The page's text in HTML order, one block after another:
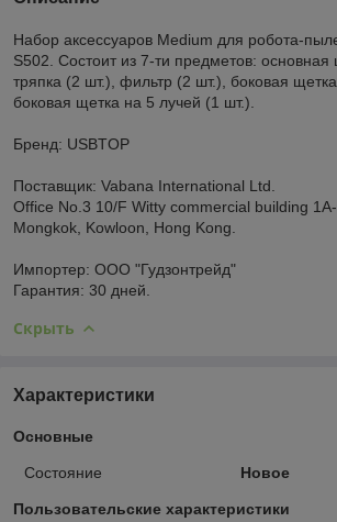
Набор аксессуаров Medium для робота-
S502. Состоит из 7-ти предметов: основная
тряпка (2 шт.), фильтр (2 шт.), боковая
боковая щетка на 5 лучей (1 шт.).
Бренд: USBTOP
Поставщик: Vabana International Ltd.
Office No.3 10/F Witty commercial building
Mongkok, Kowloon, Hong Kong.
Импортер: ООО "Гудзонтрейд"
Гарантия: 30 дней.
Скрыть
Характеристики
Основные
Состояние Новое
Пользовательские характеристики